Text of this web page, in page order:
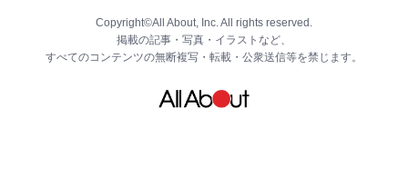
Copyright©All About, Inc. All rights reserved.
掲載の記事・写真・イラストなど、
すべてのコンテンツの無断複写・転載・公衆送信等を禁じます。